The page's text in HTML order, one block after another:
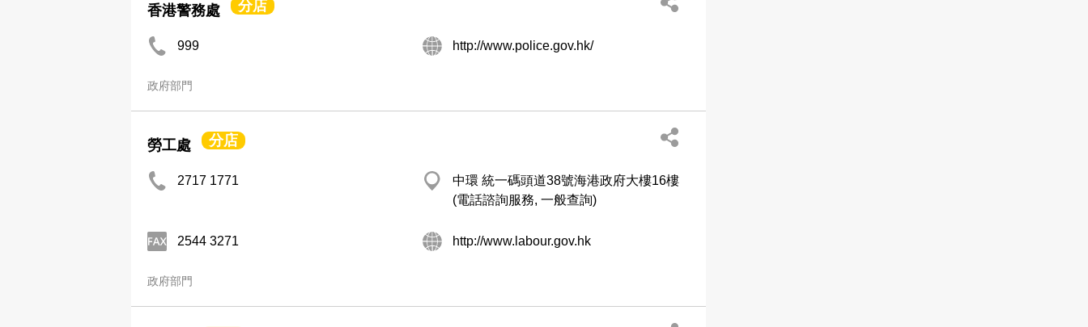
香港警務處 分店
999 http://www.police.gov.hk/
政府部門
勞工處 分店
2717 1771
中環 統一碼頭道38號海港政府大樓16樓
(電話諮詢服務, 一般查詢)
2544 3271 http://www.labour.gov.hk
政府部門